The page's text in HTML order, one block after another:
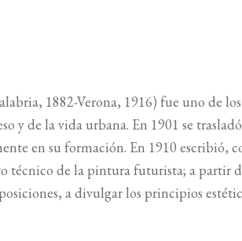
1882-Verona, 1916) fue uno de
y de la vida urbana. En 1901 se
en su formación. En 1910 escribió,
técnico de la pintura futurista; a partir
a divulgar los principios